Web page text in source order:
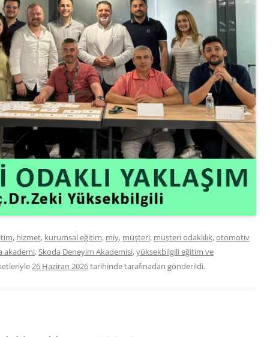
, hizmet, kurumsal eğitim, miy, müşteri, müşteri odaklılık,otomotiv
akademi,Skoda Deneyim Akademisi,yüksekbilgili eğitim ve
26 Haziran 2026tarihindetarafınadan gönderildi.